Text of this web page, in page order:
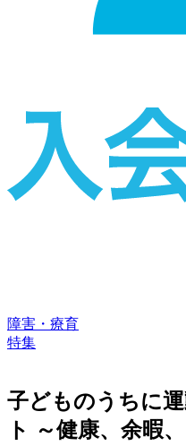
障害・療育
特集
子どものうちに
ト ～健康、余暇